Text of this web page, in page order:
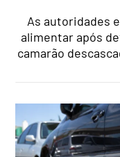
As autoridades
alimentar após
camarão